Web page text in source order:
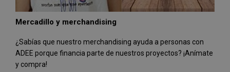
Mercadillo y merchandising
¿Sabías que nuestro merchandising ayuda a personas con
ADEE porque financia parte de nuestros proyectos? ¡Anímate
y compra!